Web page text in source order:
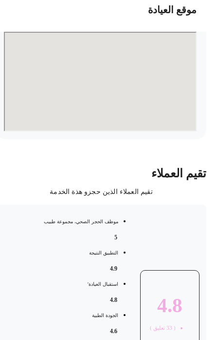
موقع العيادة
العملاء
تقيم العملاء الذين حجزو هذة الخدمة
4.8
33 تعليق )
موظف الحجر الصحي، مجموعة طبيب
التطبيق النتيجة
استقبال العيادة'
الجودة الطبية